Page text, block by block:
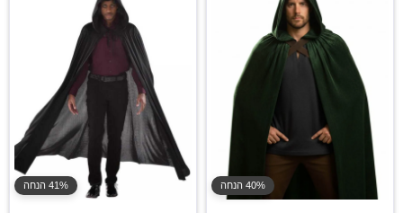
40% הנחה 41% הנחה